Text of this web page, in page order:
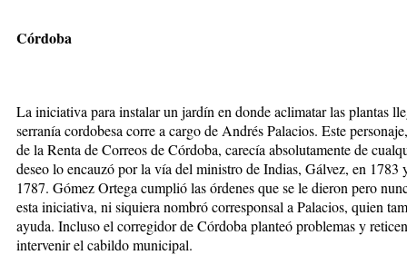
Córdoba
La iniciativa para instalar un jardín en donde aclimatar las plantas
serranía cordobesa corre a cargo de Andrés Palacios. Este
de la Renta de Correos de Córdoba, carecía absolutamente de
deseo lo encauzó por la vía del ministro de Indias, Gálvez, en 1783
1787. Gómez Ortega cumplió las órdenes que se le dieron pero
esta iniciativa, ni siquiera nombró corresponsal a Palacios, quien
ayuda. Incluso el corregidor de Córdoba planteó problemas y
intervenir el cabildo municipal.